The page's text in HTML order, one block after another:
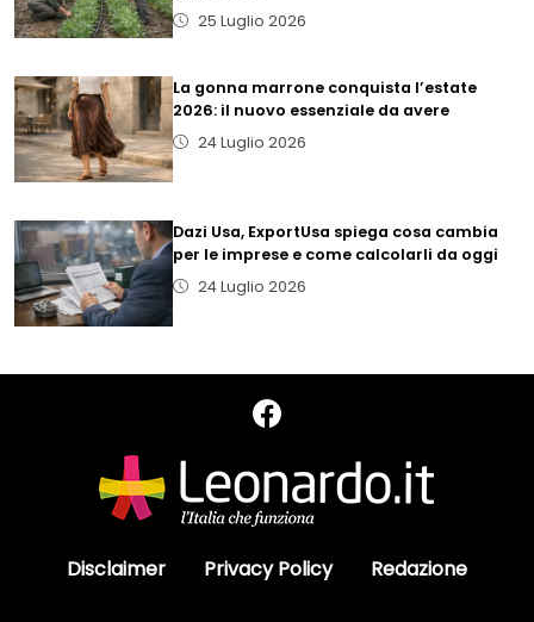
25 Luglio 2026
La gonna marrone conquista l’estate
2026: il nuovo essenziale da avere
24 Luglio 2026
Dazi Usa, ExportUsa spiega cosa cambia
per le imprese e come calcolarli da oggi
24 Luglio 2026
Disclaimer Privacy Policy Redazione